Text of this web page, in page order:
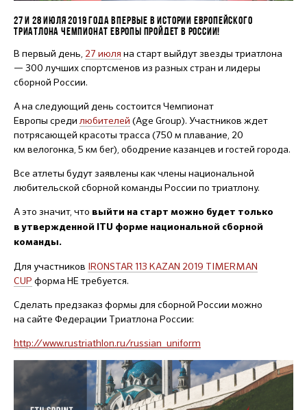
27 И 28 ИЮЛЯ 2019 ГОДА ВПЕРВЫЕ В ИСТОРИИ ЕВРОПЕЙСКОГО
ТРИАТЛОНА ЧЕМПИОНАТ ЕВРОПЫ ПРОЙДЕТ В РОССИИ!
В первый день, 27 июля на старт выйдут звезды триатлона
— 300 лучших спортсменов из разных стран и лидеры
сборной России.
А на следующий день состоится Чемпионат
Европы средилюбителей (Age Group). Участников ждет
потрясающей красоты трасса (750 м плавание, 20
км велогонка, 5 км бег), ободрение казанцев и гостей города.
Все атлеты будут заявлены как члены национальной
любительской сборной команды России по триатлону.
А это значит, что выйти на старт можно будет только
в утвержденной ITU форме национальной сборной
команды.
Для участников IRONSTAR 113 KAZAN 2019 TIMERMAN
CUP форма НЕ требуется.
Cделать предзаказ формы для сборной России можно
на сайте Федерации Триатлона России:
http://www.rustriathlon.ru/russian_uniform